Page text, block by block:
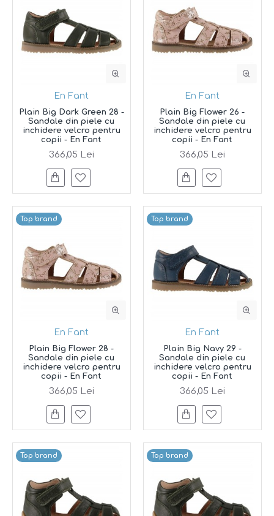
En Fant
Plain Big Dark Green 28 -
Sandale din piele cu
inchidere velcro pentru
copii - En Fant
366,05 Lei
En Fant
Plain Big Flower 26 -
Sandale din piele cu
inchidere velcro pentru
copii - En Fant
366,05 Lei
Top brand
En Fant
Plain Big Flower 28 -
Sandale din piele cu
inchidere velcro pentru
copii - En Fant
366,05 Lei
Top brand
En Fant
Plain Big Navy 29 -
Sandale din piele cu
inchidere velcro pentru
copii - En Fant
366,05 Lei
Top brand Top brand